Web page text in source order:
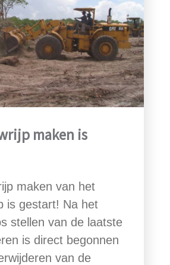
maken is
maken van het
is gestart! Na het
stellen van de laatste
is direct begonnen
van de